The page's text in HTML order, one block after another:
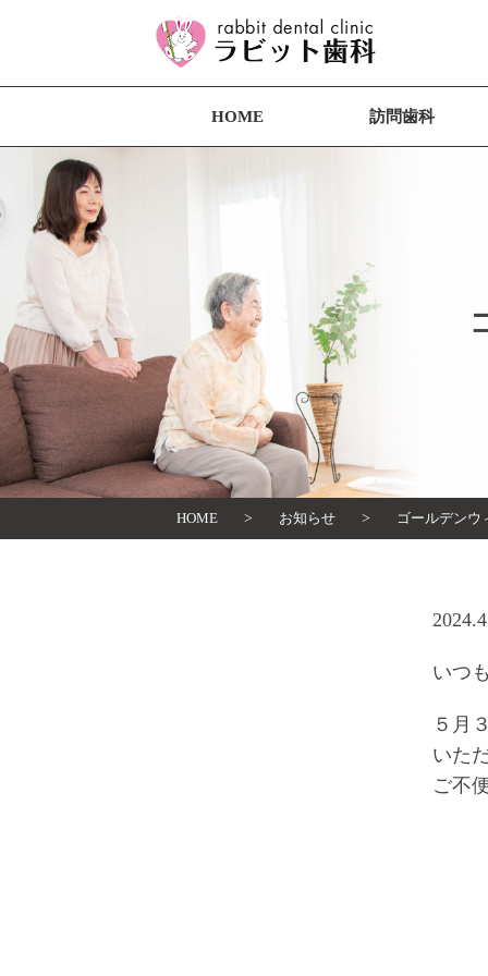
HOME 訪問歯科
HOME > お知らせ > ゴールデンウ
いつ
５月
いた
ご不